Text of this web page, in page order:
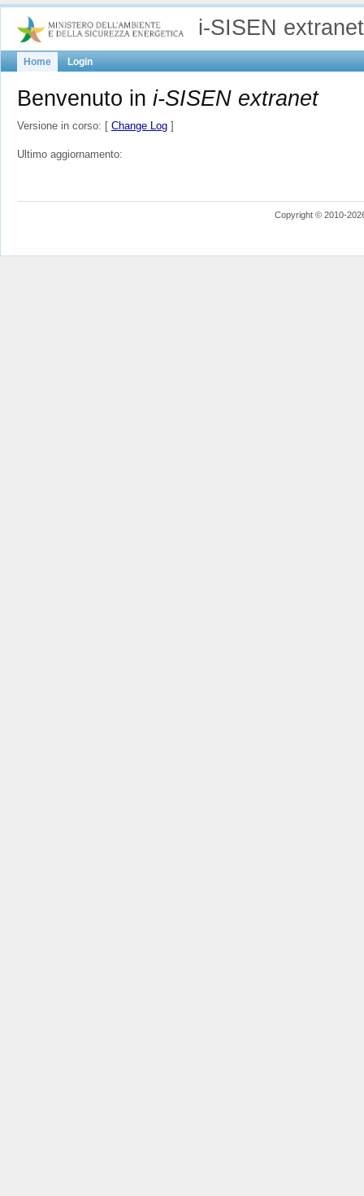
i-SISEN extranet
Home Login
Benvenuto in i-SISEN extranet
Versione in corso: [ Change Log ]
Ultimo aggiornamento:
Copyright © 2010-